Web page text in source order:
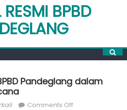
RESMI BPBD
Pandeglang dalam
Comments Offon